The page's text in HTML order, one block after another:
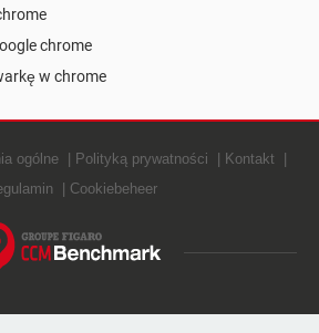
chrome
w chrome
ogólne Polityką prywatności
Kontakt
Cookiebeheer